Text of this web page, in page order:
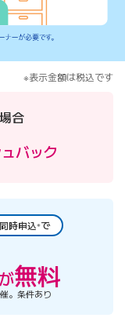
※表示金額は税込です
合
バック
時申込※で
が無料
。条件あり